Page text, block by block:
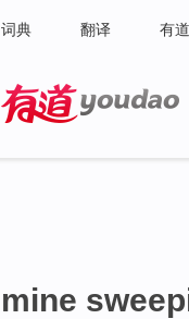
词典 翻译 有
mine